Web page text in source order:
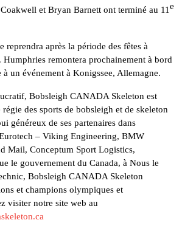
et Bryan Barnett ont terminé au 11e
reprendra après la période des fêtes à
remontera prochainement à bord
un événement à Konigssee, Allemagne.
Bobsleigh CANADA Skeleton est
régie des sports de bobsleigh et de skeleton
généreux de ses partenaires dans
– Viking Engineering, BMW
Mail, Conceptum Sport Logistics,
le gouvernement du Canada, à Nous le
Bobsleigh CANADA Skeleton
et champions olympiques et
visiter notre site web au